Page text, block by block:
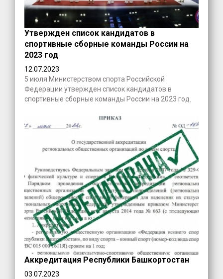
Утвержден список кандидатов в
спортивные сборные команды России на
2023 год
12.07.2023
5 июля Министерством спорта Российской
Федерации утвержден список кандидатов в
спортивные сборные команды России на 2023 год.
Аккредитация Республики Башкортостан
03.07.2023